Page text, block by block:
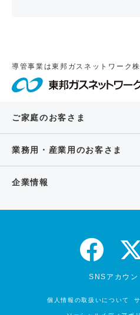
導管事業は東邦ガスネットワーク
ご家庭のお客さま
業務用・産業用のお客さま
企業情報
SNSアカウン
個人情報の取扱いについて